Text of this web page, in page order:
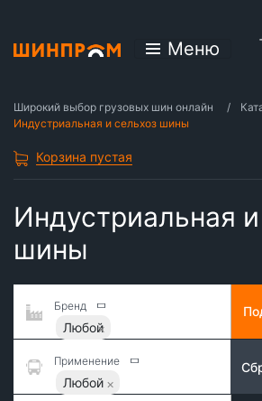
Меню
Широкий выбор грузовых шин онлайн
Индустриальная и сельхоз шины
Корзина пустая
Индустриальная
шины
Бренд
Любой
Применение
Любой